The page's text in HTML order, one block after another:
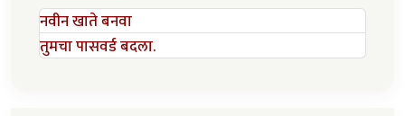
नवीन खाते बनवा
तुमचा पासवर्ड बदला.